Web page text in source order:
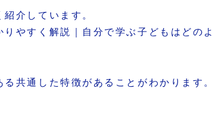
介しています。
やすく解説｜自分で学ぶ子どもはどの
共通した特徴があることがわかります